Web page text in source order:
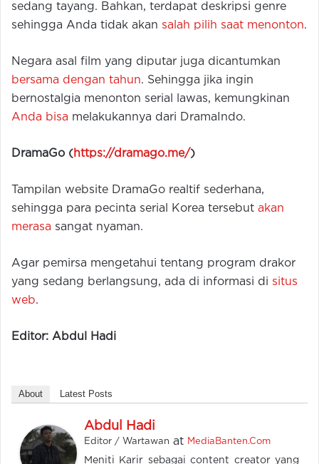
sedang tayang. Bahkan, terdapat deskripsi genre
sehingga Anda tidak akan salah pilih saat menonton.
Negara asal film yang diputar juga dicantumkan
bersama dengan tahun. Sehingga jika ingin
bernostalgia menonton serial lawas, kemungkinan
Anda bisa melakukannya dari DramaIndo.
DramaGo ( https://dramago.me/)
Tampilan website DramaGo realtif sederhana,
sehingga para pecinta serial Korea tersebut akan
merasa sangat nyaman.
Agar pemirsa mengetahui tentang program drakor
yang sedang berlangsung, ada di informasi di situs
web.
Editor: Abdul Hadi
About Latest Posts
Abdul Hadi
Editor / Wartawan at MediaBanten.Com
Meniti Karir sebagai content creator yang